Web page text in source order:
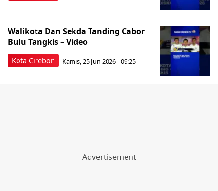
Kota Cirebon
Walikota Dan Sekda Tanding Cabor
Bulu Tangkis – Video
Kamis, 25 Jun 2026 - 09:25